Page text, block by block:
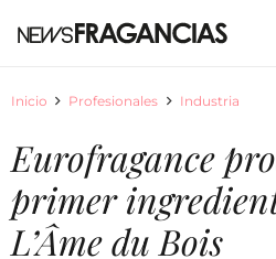
Inicio Profesionales Industria
Eurofragance
primer
L’Âme du Bois